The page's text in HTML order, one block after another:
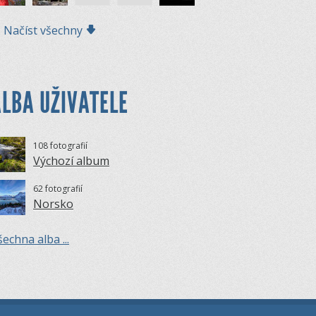
Načíst všechny
UŽIVATELE
108 fotografií
Výchozí album
62 fotografií
Norsko
alba ...